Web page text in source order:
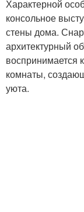
Характерной
консольное
стены дома.
архитектурный
воспринимается
комнаты,
уюта.